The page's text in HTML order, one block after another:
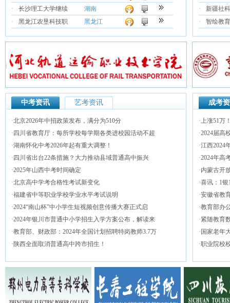
·
长沙理工大学继续
湖南
·
黑龙江农垦科技职 黑龙江
·
新疆社
·
智绘教育
中考资讯 艺考资讯
·北京2026年中招政策发布，满分为510分
· 四川省教育厅：每所学校每学期各类进校园活动不超
·湖南怀化中考2026年起有重大调整！
· 四川省出台22条措施？大力推动县域普通高中振兴
·2025年山西中考时间确定
·北京高中学考合格性考试新变化
·福建省中等职业学校学业水平考试说明
·2024“南山杯”中小学生短视频创意传播大赛正式启
·2024年银川市普通中小学招生入学方案公布，解读来
·教育部、财政部：2024年全国计划招聘特岗教师3.7万
·陕西全面取消普通高中跨市招生！
成考
·上涨51万
·2024届高
·江西2024
·2024年高
·内蒙古开
·喜讯：1
·安徽省教
·教育部办
·紧随教育
· 国家老年
·职业院校